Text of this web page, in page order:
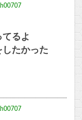
るよ
たかった